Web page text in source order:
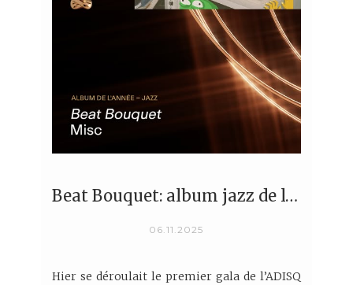
Beat Bouquet: album jazz de l’année à l’ADISQ!
06.11.2025
Hier se déroulait le premier gala de l’ADISQ